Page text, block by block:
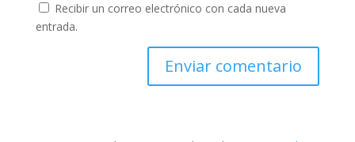
Recibir un correo electrónico con cada nueva
entrada.